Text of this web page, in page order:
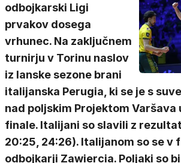
odbojkarski Ligi
prvakov dosega
vrhunec. Na zaključnem
turnirju v Torinu naslov
iz lanske sezone brani
italijanska Perugia, ki se je s
nad poljskim Projektom
finale. Italijani so slavili z
20:25, 24:26). Italijanom so se v
odbojkarji Zawiercia. Poljaki so